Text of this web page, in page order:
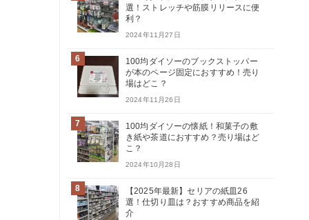
選！ストレッチや筋膜リリースに便
利？
2024年11月27日
6
100均ダイソーのブックストッパー
が本のページ固定におすすめ！売り
場はどこ？
2024年11月26日
7
100均ダイソーの懐紙！和菓子の敷
き紙や茶道におすすめ？売り場はど
こ？
2024年10月28日
8
【2025年最新】セリアの紙皿26
選！仕切り皿は？おすすめ商品を紹
介